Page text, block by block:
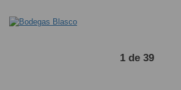
1 de 39